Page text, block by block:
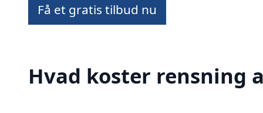
Få et gratis tilbud nu
Hvad koster rensning